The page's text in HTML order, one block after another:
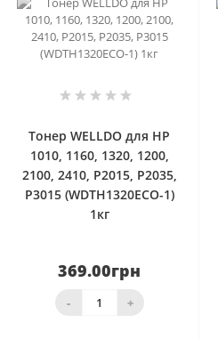
Тонер WELLDO для HP
1010, 1160, 1320, 1200,
2100, 2410, P2015, P2035,
P3015 (WDTH1320ECO-1)
1кг
369.00грн
- +